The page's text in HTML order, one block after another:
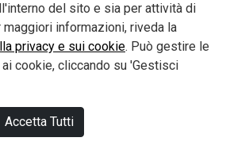
del sito e sia per attività di
informazioni, riveda la
privacy e sui cookie. Può gestire le
cookie, cliccando su 'Gestisci
Accetta Tutti
Zona Industriale - 70029 Santeramo in Colle
- Fax. +39 080 3027028
- Capitale Sociale: € 52.000,00 Interamente
Policy
- Powered By